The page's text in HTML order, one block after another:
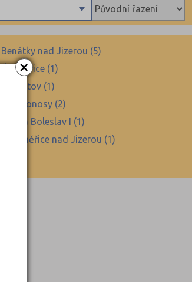
×
Benátky nad Jizerou (5)
Čachovice (1)
Chotětov (1)
Kosmonosy (2)
Mladá Boleslav I (1)
Předměřice nad Jizerou (1)